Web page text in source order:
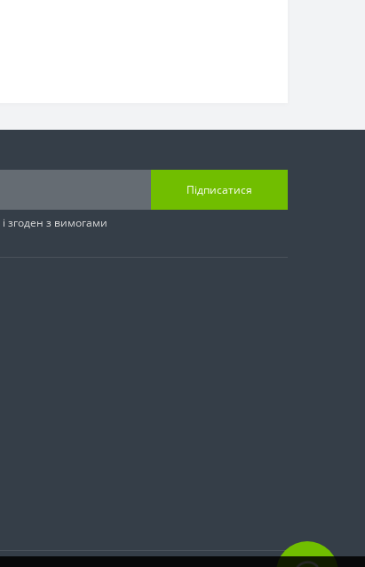
Підписатися
і згоден з вимогами